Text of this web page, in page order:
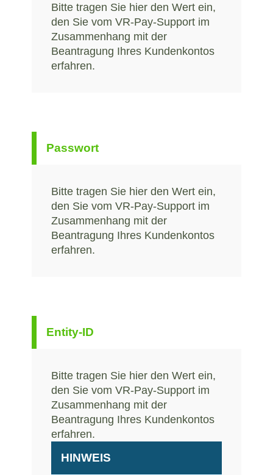
Bitte tragen Sie hier den Wert ein,
den Sie vom VR-Pay-Support im
Zusammenhang mit der
Beantragung Ihres Kundenkontos
erfahren.
Passwort
Bitte tragen Sie hier den Wert ein,
den Sie vom VR-Pay-Support im
Zusammenhang mit der
Beantragung Ihres Kundenkontos
erfahren.
Entity-ID
Bitte tragen Sie hier den Wert ein,
den Sie vom VR-Pay-Support im
Zusammenhang mit der
Beantragung Ihres Kundenkontos
erfahren.
HINWEIS